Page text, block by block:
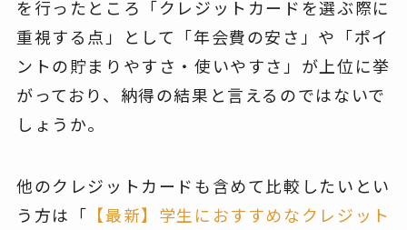
を行ったところ「クレジットカードを選ぶ際に
重視する点」として「年会費の安さ」や「ポイ
ントの貯まりやすさ・使いやすさ」が上位に挙
がっており、納得の結果と言えるのではないで
しょうか。
他のクレジットカードも含めて比較したいとい
う方は「 【最新】学生におすすめなクレジット